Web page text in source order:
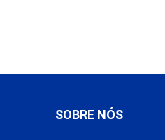
SOBRE NÓS